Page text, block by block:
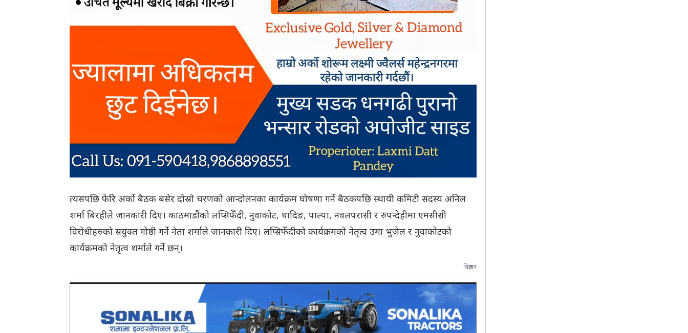
त्यसपछि फेरि अर्को बैठक बसेर दोस्रो चरणको आन्दोलनका कार्यक्रम घोषणा गर्ने बैठकपछि स्थायी कमिटी सदस्य अनिल
शर्मा बिरहीले जानकारी दिए। काठमाडौंको लप्सिफेँदी, नुवाकोट, धादिङ, पाल्पा, नवलपरासी र रुपन्देहीमा एमसीसी
विरोधीहरुको संयुक्त गोष्ठी गर्ने नेता शर्माले जानकारी दिए। लप्सिफेँदीको कार्यक्रमको नेतृत्व उमा भुजेल र नुवाकोटको
कार्यक्रमको नेतृत्व शर्माले गर्ने छन्।
विज्ञापन